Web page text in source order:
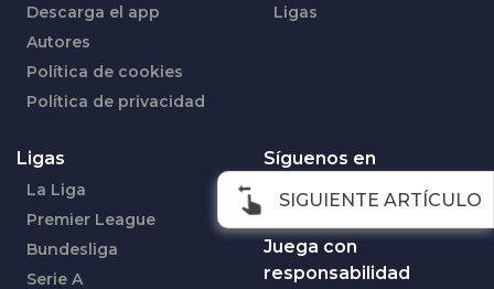
SIGUIENTE ARTÍCULO
Descarga el app
Autores
Política de cookies
Política de privacidad
Ligas
Ligas
La Liga
Premier League
Bundesliga
Serie A
Síguenos en
Facebook
Juega con
responsabilidad